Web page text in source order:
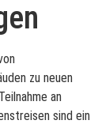
zu neuen
an
sind ein